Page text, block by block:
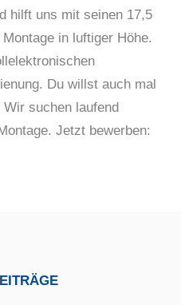
hilft uns mit seinen 17,5
in luftiger Höhe.
Du willst auch mal
suchen laufend
Jetzt bewerben: